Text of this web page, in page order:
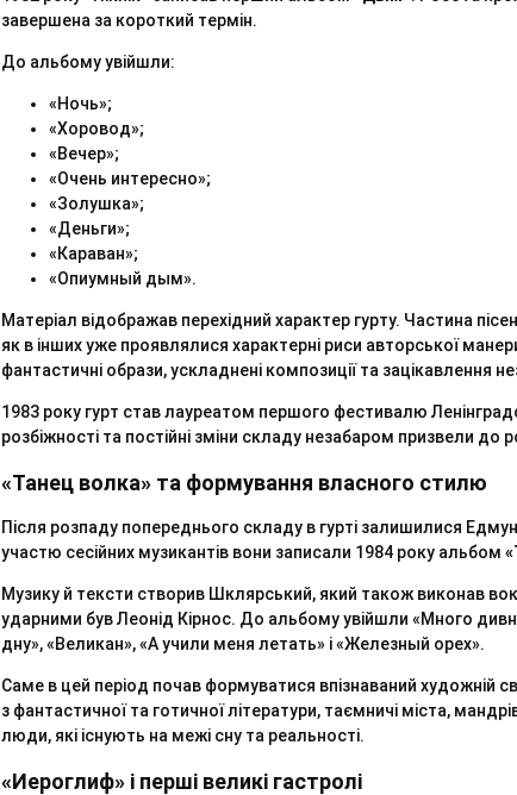
завершена за короткий термін.
До альбому увійшли:
«Ночь»;
«Хоровод»;
«Вечер»;
«Очень интересно»;
«Золушка»;
«Деньги»;
«Караван»;
«Опиумный дым».
Матеріал відображав перехідний характер гурту. Частина
як в інших уже проявлялися характерні риси авторської
фантастичні образи, ускладнені композиції та зацікавлення
1983 року гурт став лауреатом першого фестивалю
розбіжності та постійні зміни складу незабаром призвели до
«Танец волка» та формування власного стилю
Після розпаду попереднього складу в гурті залишилися
участю сесійних музикантів вони записали 1984 року альбом
Музику й тексти створив Шклярський, який також виконав
ударними був Леонід Кірнос. До альбому увійшли «Много
дну», «Великан», «А учили меня летать» і «Железный орех».
Саме в цей період почав формуватися впізнаваний художній
з фантастичної та готичної літератури, таємничі міста,
люди, які існують на межі сну та реальності.
«Иероглиф» і перші великі гастролі